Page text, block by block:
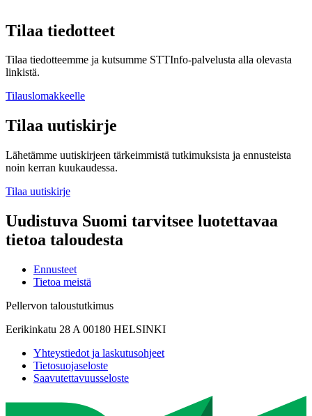
Tilaa tiedotteet
Tilaa tiedotteemme ja kutsumme STTInfo-palvelusta alla olevasta
linkistä.
Tilauslomakkeelle
Tilaa uutiskirje
Lähetämme uutiskirjeen tärkeimmistä tutkimuksista ja ennusteista
noin kerran kuukaudessa.
Tilaa uutiskirje
Uudistuva Suomi tarvitsee luotettavaa
tietoa taloudesta
Ennusteet
Tietoa meistä
Pellervon taloustutkimus
Eerikinkatu 28 A 00180 HELSINKI
Yhteystiedot ja laskutusohjeet
Tietosuojaseloste
Saavutettavuusseloste